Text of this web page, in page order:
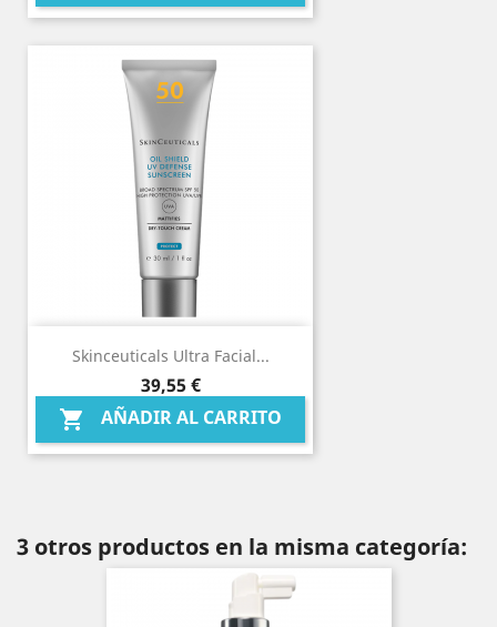
Skinceuticals Ultra Facial...
Precio
39,55 €
 AÑADIR AL CARRITO
3 otros productos en la misma categoría: